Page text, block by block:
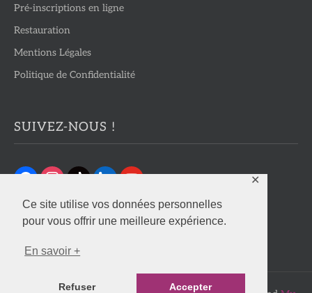
Ce site utilise vos données personnelles
pour vous offrir une meilleure expérience.
En savoir +
Refuser Accepter
✕
Pré-inscriptions en ligne
Restauration
Mentions Légales
Politique de Confidentialité
SUIVEZ-NOUS !